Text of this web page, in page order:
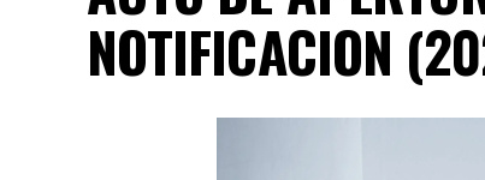
NOTIFICACION